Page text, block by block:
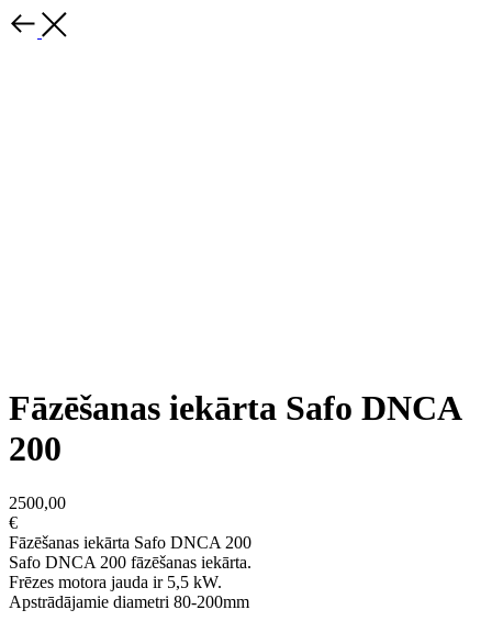
Fāzēšanas iekārta Safo DNCA
200
2500,00
€
Fāzēšanas iekārta Safo DNCA 200
Safo DNCA 200 fāzēšanas iekārta.
Frēzes motora jauda ir 5,5 kW.
Apstrādājamie diametri 80-200mm